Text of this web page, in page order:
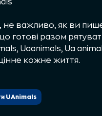
важливо, як ви
готові разом
Uaanimals, Ua
кожне життя.
UAnimals